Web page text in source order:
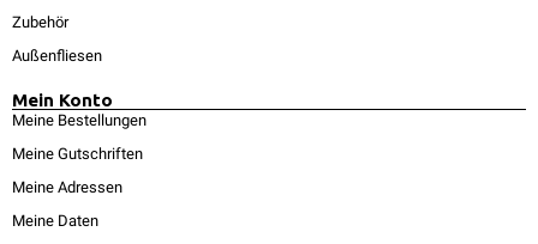
Zubehör
Außenfliesen
Mein Konto
Meine Bestellungen
Meine Gutschriften
Meine Adressen
Meine Daten